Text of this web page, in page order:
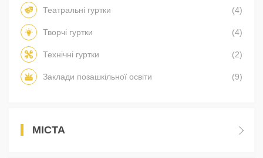
Театральні гуртки (4)
Творчі гуртки (4)
Технічні гуртки (2)
Заклади позашкільної освіти (9)
МІСТА